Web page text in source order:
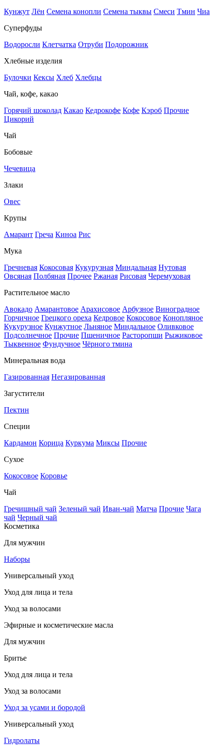
Кунжут Лён Семена конопли Семена тыквы Смеси Тмин Чиа
Суперфуды
Водоросли Клетчатка Отруби Подорожник
Хлебные изделия
Булочки Кексы Хлеб Хлебцы
Чай, кофе, какао
Горячий шоколад Какао Кедрокофе Кофе Кэроб Прочие
Цикорий
Чай
Бобовые
Чечевица
Злаки
Овес
Крупы
Амарант Греча Киноа Рис
Мука
Гречневая Кокосовая Кукурузная Миндальная Нутовая
Овсяная Полбяная Прочее Ржаная Рисовая Черемуховая
Растительное масло
Авокадо Амарантовое Арахисовое Арбузное Виноградное
Горчичное Грецкого ореха Кедровое Кокосовое Конопляное
Кукурузное Кунжутное Льняное Миндальное Оливковое
Подсолнечное Прочие Пшеничное Расторопши Рыжиковое
Тыквенное Фундучное Чёрного тмина
Минеральная вода
Газированная Негазированная
Загустители
Пектин
Специи
Кардамон Корица Куркума Миксы Прочие
Сухое
Кокосовое Коровье
Чай
Гречишный чай Зеленый чай Иван-чай Матча Прочие Чага
чай Черный чай
Косметика
Для мужчин
Наборы
Универсальный уход
Уход для лица и тела
Уход за волосами
Эфирные и косметические масла
Для мужчин
Бритье
Уход для лица и тела
Уход за волосами
Уход за усами и бородой
Универсальный уход
Гидролаты